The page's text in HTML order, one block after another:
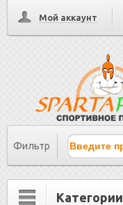
Мой аккаунт
Фильтр
Категории